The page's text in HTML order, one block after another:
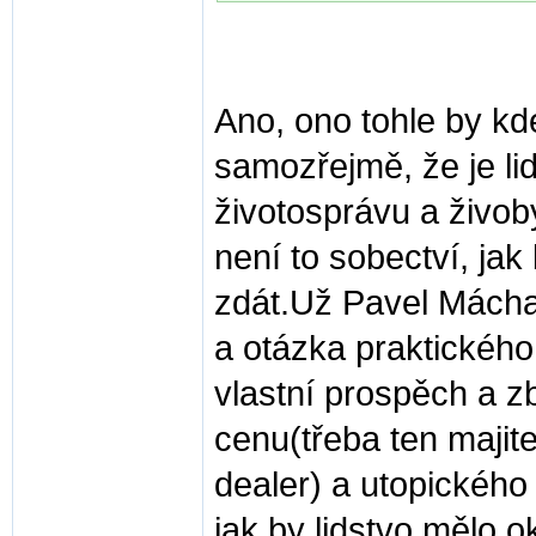
Ano, ono tohle by
samozřejmě, že je
životosprávu a
není to sobectví, jak
zdát.Už Pavel
a otázka
vlastní prospěch a
cenu(třeba ten
dealer) a